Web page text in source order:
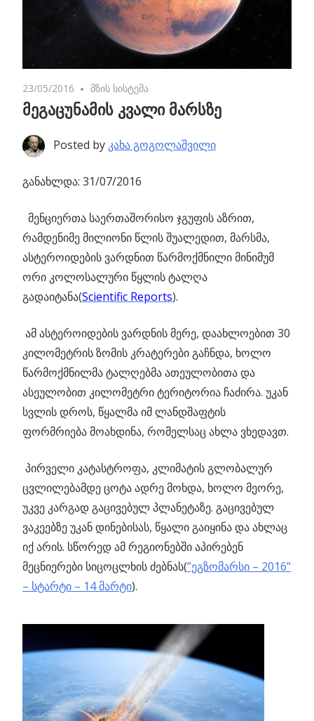
23/05/2016 No comments
მზის სისტემა
მეგაცუნამის კვალი მარსზე
Posted by კახა გოგოლაშვილი
განახლდა: 31/07/2016
მენციერთა საერთაშორისო ჯგუფის აზრით,
რამდენიმე მილიონი წლის შუალედით, მარსმა,
ასტეროიდების ვარდნით წარმოქმნილი მინიმუმ
ორი კოლოსალური წყლის ტალღა
გადაიტანა(Scientific Reports).
ამ ასტეროიდების ვარდნის მერე, დაახლოებით 30
კილომეტრის ზომის კრატერები გაჩნდა, ხოლო
წარმოქმნილმა ტალღებმა ათეულობითა და
ასეულობით კილომეტრი ტერიტორია ჩაძირა. უკან
სვლის დროს, წყალმა იმ ლანდშაფტის
ფორმრიება მოახდინა, რომელსაც ახლა ვხედავთ.
პირველი კატასტროფა, კლიმატის გლობალურ
ცვლილებამდე ცოტა ადრე მოხდა, ხოლო მეორე,
უკვე კარგად გაცივებულ პლანეტაზე. გაცივებულ
ვაკეებზე უკან დინებისას, წყალი გაიყინა და ახლაც
იქ არის. სწორედ ამ რეგიონებში აპირებენ
მეცნიერები სიცოცლხის ძებნას(”ეგზომარსი – 2016”
– სტარტი – 14 მარტი).